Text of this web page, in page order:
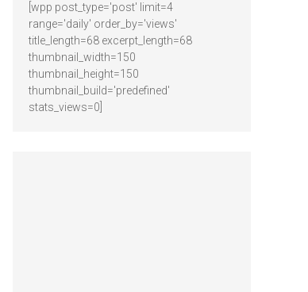
[wpp post_type='post' limit=4
range='daily' order_by='views'
title_length=68 excerpt_length=68
thumbnail_width=150
thumbnail_height=150
thumbnail_build='predefined'
stats_views=0]